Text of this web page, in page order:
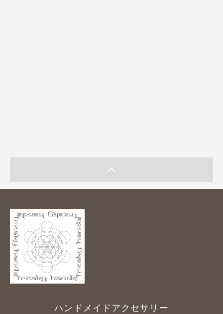
ハンドメイドアクセサリー